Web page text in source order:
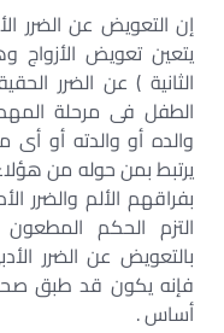
إن التعويض عن الضرر
يتعين تعويض الأزواج
الثانية ) عن الضرر
الطفل فى مرحلة
والده أو والدته أو
يرتبط بمن حوله من
بفراقهم الألم والضرر
التزم الحكم
بالتعويض عن الضرر
فإنه يكون قد طبق
أساس .